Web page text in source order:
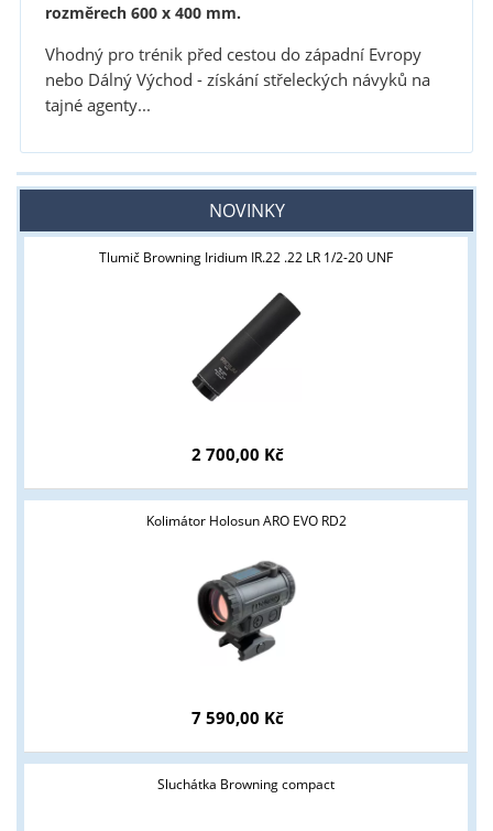
rozměrech 600 x 400 mm.
Vhodný pro trénik před cestou do západní Evropy
nebo Dálný Východ - získání střeleckých návyků na
tajné agenty...
NOVINKY
Tlumič Browning Iridium IR.22 .22 LR 1/2-20 UNF
2 700,00 Kč
Kolimátor Holosun ARO EVO RD2
7 590,00 Kč
Sluchátka Browning compact